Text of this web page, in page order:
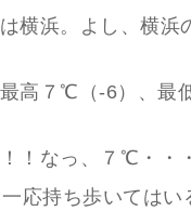
横浜。よし、横浜
高７℃（-6）、
！！なっ、７℃・・
応持ち歩いてはい